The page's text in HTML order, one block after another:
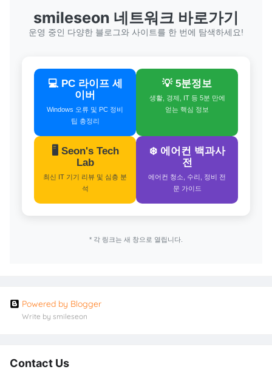
smileseon 네트워크 바로가기
운영 중인 다양한 블로그와 사이트를 한 번에 탐색하세요!
💻 PC 라이프 세
이버
Windows 오류 및 PC 정비
팁 총정리
💡 5분정보
생활, 경제, IT 등 5분 만에
얻는 핵심 정보
🖥️ Seon's Tech
Lab
최신 IT 기기 리뷰 및 심층 분
석
❄️ 에어컨 백과사
전
에어컨 청소, 수리, 정비 전
문 가이드
* 각 링크는 새 창으로 열립니다.
Powered by Blogger
Write by smileseon
Contact Us